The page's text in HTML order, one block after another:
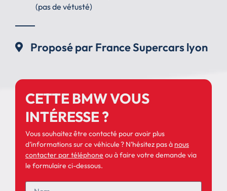
(pas de vétusté)
Proposé par France Supercars lyon
CETTE BMW VOUS
INTÉRESSE ?
Vous souhaitez être contacté pour avoir plus
d’informations sur ce véhicule ? N’hésitez pas à nous
contacter par téléphone ou à faire votre demande via
le formulaire ci-dessous.